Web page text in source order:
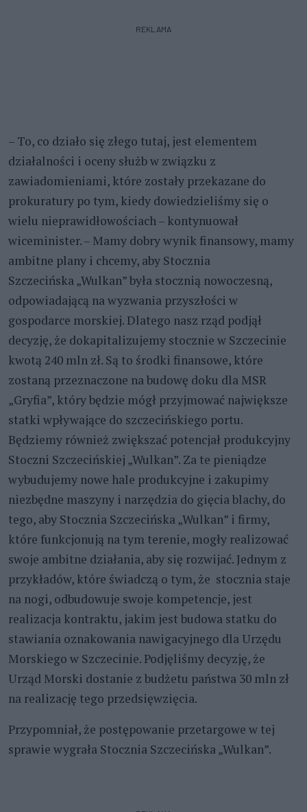
REKLAMA
– To, co działo się złego tutaj, jest elementem
działalności i oceny służb w związku z
zawiadomieniami, które zostały przekazane do
prokuratury po tym, kiedy dowiedzieliśmy się o
wielu nieprawidłowościach – kontynuował
wiceminister. – Mamy dobry wynik finansowy, mamy
ambitne plany i chcemy, aby Stocznia
Szczecińska „Wulkan” była stocznią nowoczesną,
odpowiadającą na wyzwania przyszłości w
gospodarce morskiej. Dlatego nasz rząd podjął
decyzję, że dokapitalizujemy stocznie w Szczecinie
kwotą 240 mln zł. Są to środki finansowe, które
zostaną przeznaczone na budowę doku dla MSR
„Gryfia”, który będzie mógł przyjmować największe
statki wpływające do szczecińskiego portu.
Będziemy również zwiększać potencjał produkcyjny
Stoczni Szczecińskiej „Wulkan”. Za te pieniądze
wybudujemy nowe hale produkcyjne i zakupimy
niezbędne maszyny i narzędzia do gięcia blachy, do
tego, aby Stocznia Szczecińska „Wulkan” i firmy,
które funkcjonują na tym terenie, mogły realizować
swoje ambitne działania, aby się rozwijać. Jednym z
przykładów, które świadczą o tym, że stocznia staje
na nogi, odbudowuje swoje kompetencje, jest
realizacja kontraktu, jakim jest budowa statku do
stawiania oznakowania nawigacyjnego dla Urzędu
Morskiego w Szczecinie. Podjęliśmy decyzję, że
Urząd Morski dostanie z budżetu państwa 30 mln zł
na realizację tego przedsięwzięcia.
Przypomniał, że postępowanie przetargowe w tej
sprawie wygrała Stocznia Szczecińska „Wulkan”.